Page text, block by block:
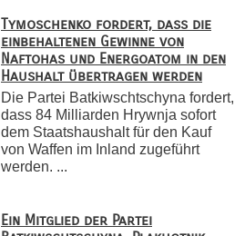
Tymoschenko fordert, dass die
einbehaltenen Gewinne von
Naftohas und Energoatom in den
Haushalt übertragen werden
Die Partei Batkiwschtschyna fordert,
dass 84 Milliarden Hrywnja sofort
dem Staatshaushalt für den Kauf
von Waffen im Inland zugeführt
werden. ...
Ein Mitglied der Partei